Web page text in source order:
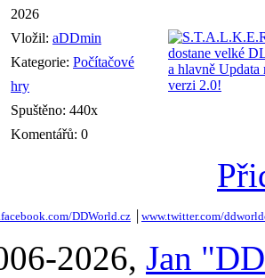
2026
Vložil: aDDmin
Kategorie: Počítačové
hry
Spuštěno: 440x
Komentářů: 0
DDWorld.cz www.twitter.com/
2026, Jan